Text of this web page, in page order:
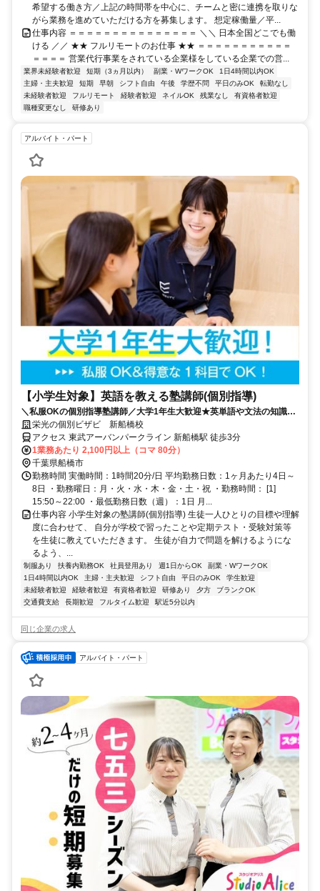
希望する働き方／上記の時間帯を中心に、チームと密に連携を取りな
がら業務を進めていただける方を募集します。 想定稼働量／平...
仕事内容 ＝＝＝＝＝＝＝＝＝＝＝＝＝＝＝ ＼＼ 日本全国どこでも働
ける ／／ ★★ フルリモートのお仕事 ★★ ＝＝＝＝＝＝＝＝＝＝＝
＝＝＝＝ 営業代行事業をされている企業様をしている企業での営...
業界未経験者歓迎 短期（3ヵ月以内） 副業・WワークOK
1日4時間以内OK
主婦・主夫歓迎
短期 早朝 シフト自由 午後 学歴不問 平日のみOK
転勤なし
未経験者歓迎
フルリモート 経験者歓迎 ネイルOK 残業なし
有資格者歓迎
職種変更なし
研修あり
アルバイト・パート
【小学生対象】英語を教える塾講師(個別指導)
＼私服OKの個別指導塾講師／大学1年生大歓迎★英単語や文法の知識を
活かそう♪教えることが好きな方歓迎！
栄光の個別ビザビ 新船橋校
アクセス 東武アーバンパークライン 新船橋駅 徒歩3分
1業務あたり 2,100円以上（コマ 80分）
千葉県船橋市
勤務時間 実働時間：1時間20分/日 平均勤務日数：1ヶ月あたり4日～
8日 ・勤務曜日：月・火・水・木・金・土・祝 ・勤務時間： [1]
15:50～22:00 ・最低勤務日数（週）：1日 月...
仕事内容 小学生対象の塾講師(個別指導) 生徒一人ひとりの目標や理解
度に合わせて、 自分が学校で習ったことや定期テスト・受験対策等
を生徒に教えていただきます。 生徒が自力で問題を解けるようにな
るよう、...
制服あり 扶養内勤務OK 社員登用あり 週1日からOK
副業・WワークOK
1日4時間以内OK
主婦・主夫歓迎 シフト自由 平日のみOK
学生歓迎
未経験者歓迎
経験者歓迎 有資格者歓迎 研修あり 夕方
ブランクOK
交通費支給
長期歓迎 フルタイム歓迎 駅近5分以内
同じ企業の求人
アルバイト・パート